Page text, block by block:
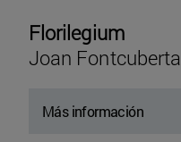
Florilegium
Joan Fontcuberta
Más información